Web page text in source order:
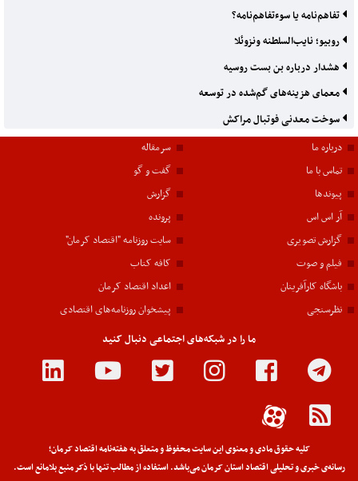
تفاهم‌نامه یا سوءتفاهم‌نامه؟
روبیو؛ نایب‌السلطنه ونزوئلا
هشدار درباره بن بست روسیه
معمای هزینه‌های گم‌شده در توسعه
سوخت معدنی فوتبال مراکش
درباره ما
تماس با ما
پیوندها
آر اس اس
سرمقاله
گفت و گو
گزارش
پرونده
گزارش تصویری
فیلم و صوت
باشگاه کارآفرینان
نظرسنجی
سایت روزنامه "اقتصاد کرمان"
کافه کتاب
اعداد اقتصاد کرمان
پیشخوان روزنامه‌های اقتصادی
ما را در شبکه‌های اجتماعی دنبال کنید
کلیه حقوق مادی و معنوی این سایت محفوظ و متعلق به هفته‌نامه اقتصاد کرمان؛
رسانه‌ی خبری و تحلیلی اقتصاد استان کرمان می‌باشد. استفاده از مطالب تنها با ذکر منبع بلامانع است.